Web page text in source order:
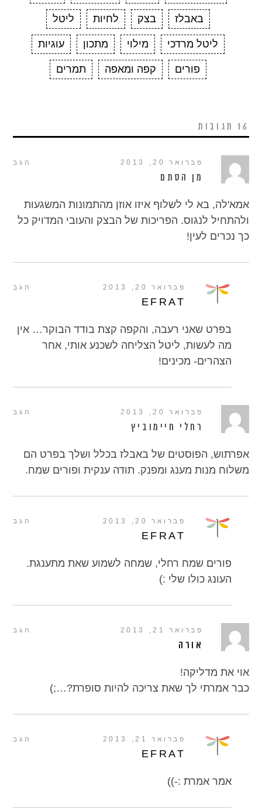
באבלז בצק לחיות ליטל
ליטל מרדכי מילוי מתכון עוגיות
פורים קפה ומאפה תמרים
16 תגובות
הגב פברואר 20, 2013
מן הסתם
אמא'לה, בא לי לשלוף איזו אוזן מהתמונות המשגעות
ולהתחיל לנגוס. הפריכות של הבצק והעובי המדויק כל
כך נכרים לעין!
הגב פברואר 20, 2013
EFRAT
בפרט שאני רעבה, והקפה קצת בודד הבוקר… אין
מה לעשות, ליטל הצליחה לשכנע אותי, אחר
הצהרים- מכינים!
הגב פברואר 20, 2013
רחלי חיימוביץ
אפרתוש, הפוסטים של באבלז בכלל ושלך בפרט הם
משלוח מנות מענג ומפנק. תודה ענקית ופורים שמח.
הגב פברואר 20, 2013
EFRAT
פורים שמח רחלי, שמחה לשמוע שאת מתענגת.
העונג כולו שלי :)
הגב פברואר 21, 2013
אורה
אוי את מדליקה!
כבר אמרתי לך שאת צריכה להיות סופרת?…;)
הגב פברואר 21, 2013
EFRAT
אמר אמרת :-))